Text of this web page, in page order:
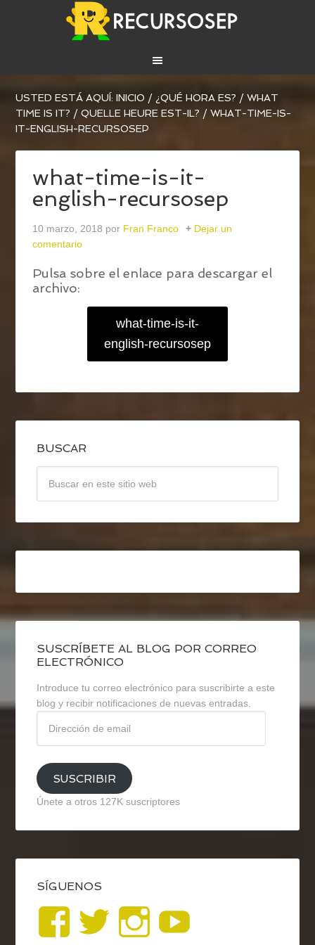
USTED ESTÁ AQUÍ:INICIO / ¿QUÉ HORA ES? / WHAT
TIME IS IT? / QUELLE HEURE EST-IL? / WHAT-TIME-IS-
IT-ENGLISH-RECURSOSEP
what-time-is-it-
english-recursosep
10 marzo, 2018 por Fran Franco
Dejar un
comentario
Pulsa sobre el enlace para descargar el
archivo:
what-time-is-it-
english-recursosep
BUSCAR
SUSCRÍBETE AL BLOG POR CORREO
ELECTRÓNICO
Introduce tu correo electrónico para suscribirte a este
blog y recibir notificaciones de nuevas entradas.
email
SUSCRIBIR
Únete a otros 127K suscriptores
SÍGUENOS
VerVerVer